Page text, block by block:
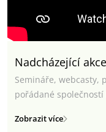
Nadcházející akce
Semináře, webcasty,
pořádané společností
Zobrazit více